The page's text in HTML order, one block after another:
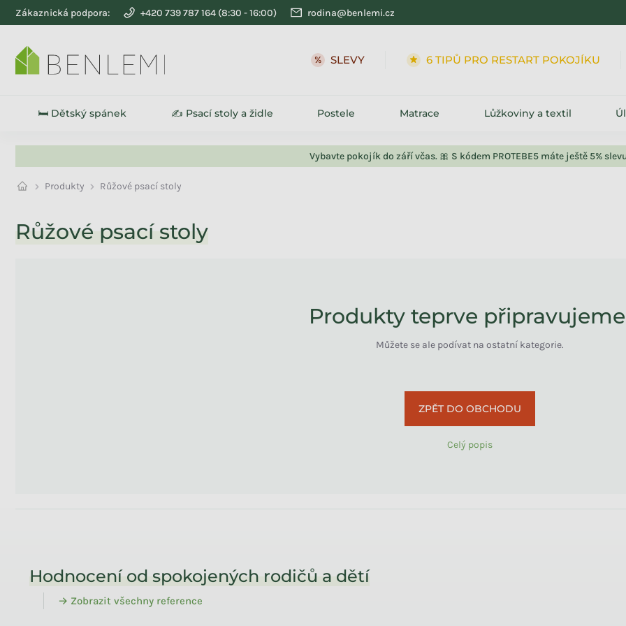
Přejít na obsah
Vybavte pokojík do září včas. 🎀 S kódem PROTEBE5 máte ještě 5%
Zákaznická podpora: +420 739 787 164 rodina@benlemi.cz
SLEVY 6 TIPŮ PRO RESTART POKOJÍKU
🛏️ Dětský spánek ✍️ Psací stoly a židle Postele Matrace Lůžkoviny a textil
Produkty Růžové psací stoly
Na skladě
Růžové psací stoly
Produkty teprve
Můžete se ale podívat na ostatní kategorie.
ZPĚT DO OBCHODU
Celý popis
Hodnocení od spokojených rodičů a dětí
→ Zobrazit všechny reference